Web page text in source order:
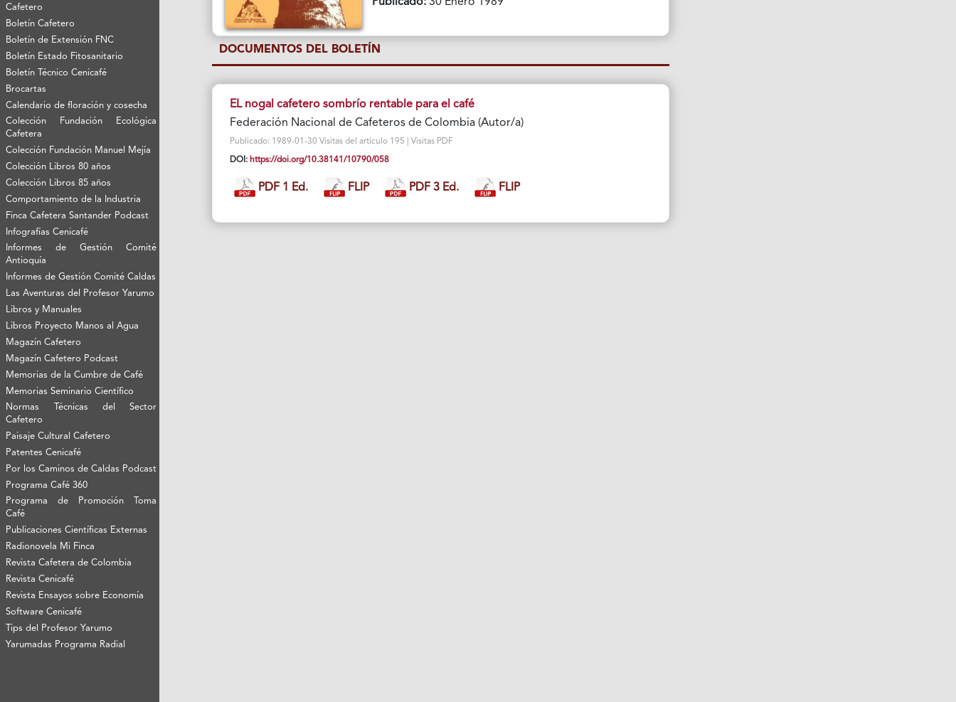
Cafetero
Boletín Cafetero
Boletín de Extensión FNC
Boletín Estado Fitosanitario
Boletín Técnico Cenicafé
Brocartas
Calendario de floración y cosecha
Colección Fundación Ecológica
Cafetera
Colección Fundación Manuel Mejía
Colección Libros 80 años
Colección Libros 85 años
Comportamiento de la Industria
Finca Cafetera Santander Podcast
Infografías Cenicafé
Informes de Gestión Comité
Antioquía
Informes de Gestión Comité Caldas
Las Aventuras del Profesor Yarumo
Libros y Manuales
Libros Proyecto Manos al Agua
Magazín Cafetero
Magazín Cafetero Podcast
Memorias de la Cumbre de Café
Memorias Seminario Científico
Normas Técnicas del Sector
Cafetero
Paisaje Cultural Cafetero
Patentes Cenicafé
Por los Caminos de Caldas Podcast
Programa Café 360
Programa de Promoción Toma
Café
Publicaciones Científicas Externas
Radionovela Mi Finca
Revista Cafetera de Colombia
Revista Cenicafé
Revista Ensayos sobre Economía
Software Cenicafé
Tips del Profesor Yarumo
Yarumadas Programa Radial
Publicado: 30 Enero 1989
DOCUMENTOS DEL BOLETÍN
EL nogal cafetero sombrío rentable para el café
Federación Nacional de Cafeteros de Colombia (Autor/a)
Publicado: 1989-01-30 Visitas del artículo 195 | Visitas PDF
DOI: https://doi.org/10.38141/10790/058
PDF 1 Ed. FLIP PDF 3 Ed. FLIP